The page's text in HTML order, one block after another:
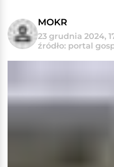
MOKR
23 grudnia 2024,
źródło: portal